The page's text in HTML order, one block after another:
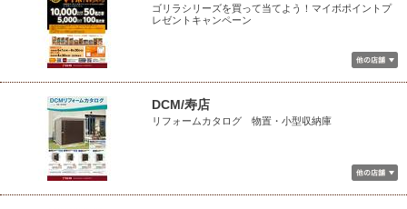
ゴリラシリーズを買って当てよう！マイボポイントプ
レゼントキャンペーン
DCM/寿店
リフォームカタログ 物置・小型収納庫